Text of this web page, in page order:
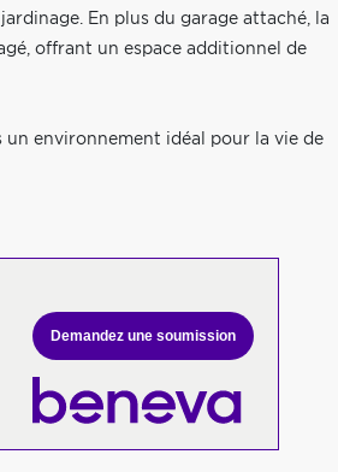
En plus du garage attaché, la
offrant un espace additionnel de
environnement idéal pour la vie de
Demandez une soumission